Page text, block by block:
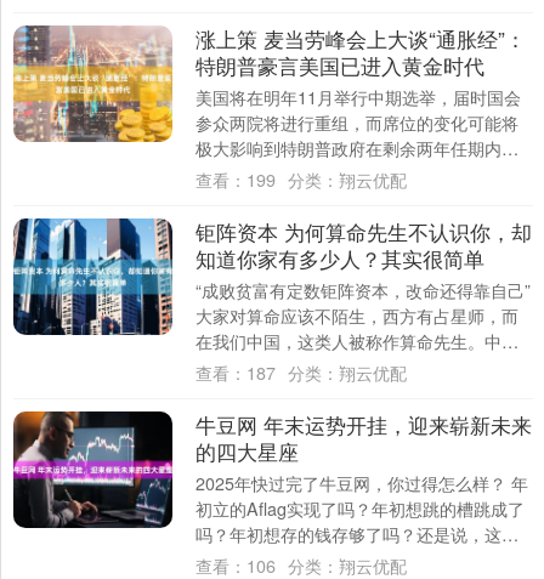
涨上策 麦当劳峰会上大谈“通胀经”：
特朗普豪言美国已进入黄金时代
美国将在明年11月举行中期选举，届时国会
参众两院将进行重组，而席位的变化可能将
极大影响到特朗普政府在剩余两年任期内的
政策进程。 这也让美国政界重新聚焦于选民
查看： 199 分类： 翔云优配
钜阵资本 为何算命先生不认识你，却
知道你家有多少人？其实很简单
“成败贫富有定数钜阵资本，改命还得靠自己”
大家对算命应该不陌生，西方有占星师，而
在我们中国，这类人被称作算命先生。中国
人对算命往往既半信半疑，又不愿完全否
查看： 187 分类： 翔云优配
牛豆网 年末运势开挂，迎来崭新未来
的四大星座
2025年快过完了牛豆网，你过得怎么样？ 年
初立的Aflag实现了吗？年初想跳的槽跳成了
吗？年初想存的钱存够了吗？还是说，这一
年又在浑浑噩噩中度过，到年底一回头....
查看： 106 分类： 翔云优配